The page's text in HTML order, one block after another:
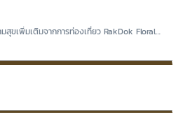
สุขเพิ่มเติมจากการท่องเที่ยว RakDok Floral